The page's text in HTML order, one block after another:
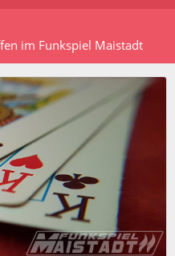
im Funkspiel Maistadt